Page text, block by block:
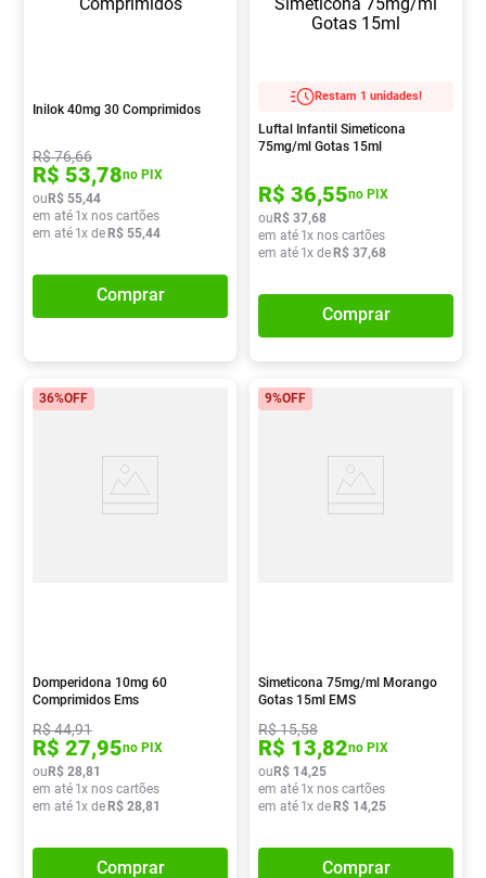
Inilok 40mg 30 Comprimidos
R$76,66
R$ 53,78no PIX
ouR$ 55,44
em até 1x nos cartões
em até 1x deR$ 55,44
Comprar
Restam 1 unidades!
Luftal Infantil Simeticona
75mg/ml Gotas 15ml
R$ 36,55no PIX
ouR$ 37,68
em até 1x nos cartões
em até 1x deR$ 37,68
Comprar
36%OFF
Domperidona 10mg 60
Comprimidos Ems
R$44,91
R$ 27,95no PIX
ouR$ 28,81
em até 1x nos cartões
em até 1x deR$ 28,81
Comprar
9%OFF
Simeticona 75mg/ml Morango
Gotas 15ml EMS
R$15,58
R$ 13,82no PIX
ouR$ 14,25
em até 1x nos cartões
em até 1x deR$ 14,25
Comprar